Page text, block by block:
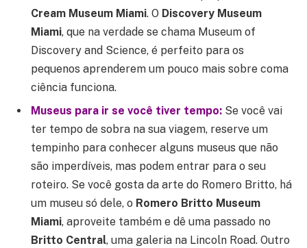
Cream Museum Miami. O Discovery Museum
Miami, que na verdade se chama Museum of
Discovery and Science, é perfeito para os
pequenos aprenderem um pouco mais sobre coma
ciência funciona.
Museus para ir se você tiver tempo: Se você vai
ter tempo de sobra na sua viagem, reserve um
tempinho para conhecer alguns museus que não
são imperdíveis, mas podem entrar para o seu
roteiro. Se você gosta da arte do Romero Britto, há
um museu só dele, o Romero Britto Museum
Miami, aproveite também e dê uma passado no
Britto Central, uma galeria na Lincoln Road. Outro